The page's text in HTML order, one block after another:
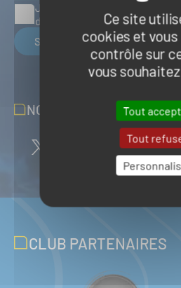
Ce site
cookies et vous
contrôle sur
vous
Tout
Tout
J'accepte de recevoir des
du Pôle Mer Bretagne
S'inscrire
NOUS SUIVRE SUR LES
CLUB PARTENAIRES